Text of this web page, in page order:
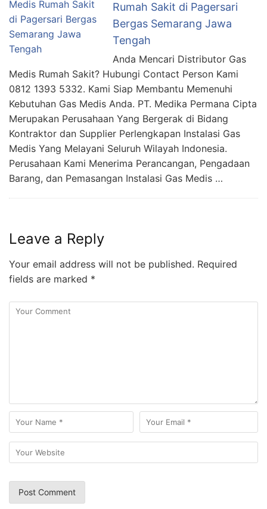
Rumah Sakit di Pagersari
Bergas Semarang Jawa
Tengah
Anda Mencari Distributor Gas
Medis Rumah Sakit? Hubungi Contact Person Kami
0812 1393 5332. Kami Siap Membantu Memenuhi
Kebutuhan Gas Medis Anda. PT. Medika Permana Cipta
Merupakan Perusahaan Yang Bergerak di Bidang
Kontraktor dan Supplier Perlengkapan Instalasi Gas
Medis Yang Melayani Seluruh Wilayah Indonesia.
Perusahaan Kami Menerima Perancangan, Pengadaan
Barang, dan Pemasangan Instalasi Gas Medis …
Leave a Reply
Your email address will not be published. Required
fields are marked *